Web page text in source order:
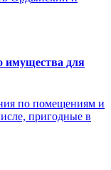
имущества для
по помещениям и
пригодные в